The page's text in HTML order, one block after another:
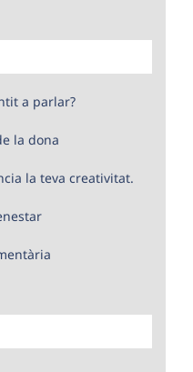
a parlar?
la dona
la teva creativitat.